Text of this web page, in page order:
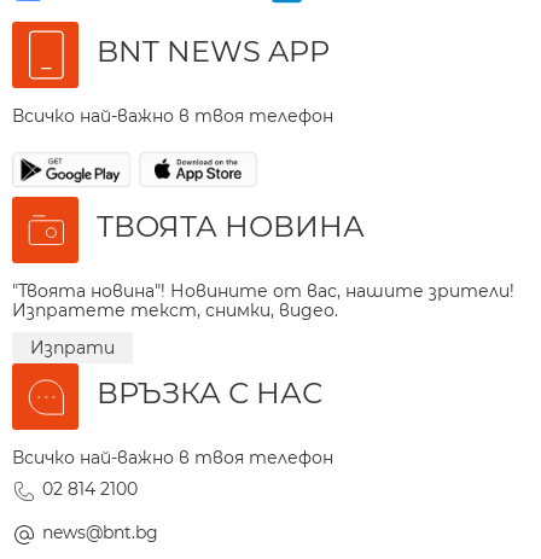
BNT NEWS APP
Всичко най-важно в твоя телефон
ТВОЯТА НОВИНА
"Твоята новина"! Новините от вас, нашите зрители!
Изпратете текст, снимки, видео.
Изпрати
ВРЪЗКА С НАС
Всичко най-важно в твоя телефон
02 814 2100
news@bnt.bg